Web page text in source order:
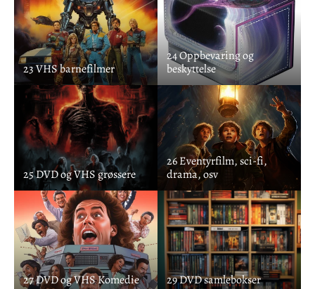
23 VHS barnefilmer
24 Oppbevaring og
beskyttelse
25 DVD og VHS grøssere
26 Eventyrfilm, sci-fi,
drama, osv
27 DVD og VHS Komedie 29 DVD samlebokser